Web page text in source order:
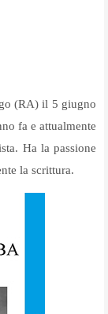
(RA) il 5 giugno
fa e attualmente
Ha la passione
la scrittura.